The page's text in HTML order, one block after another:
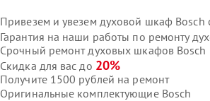
Привезем и увезем духовой шкаф Bosch
Гарантия на наши работы по ремонту
Срочный ремонт духовых шкафов Bosch
Скидка для вас до 20%
Получите 1500 рублей на ремонт
Оригинальные комплектующие Bosch